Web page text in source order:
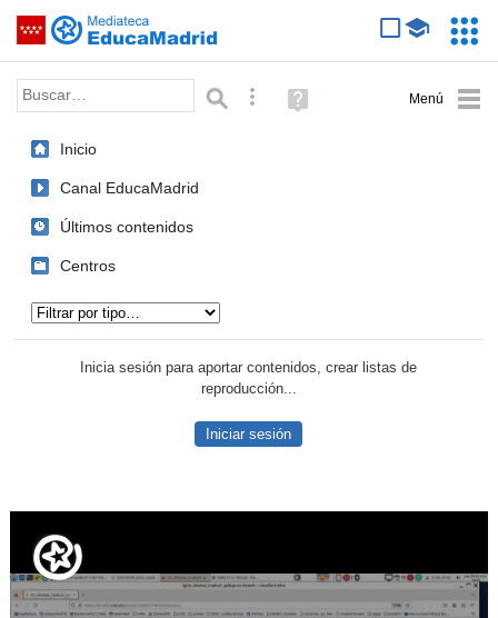
Saltar navegación
Palabra o frase: Búsqueda avanzada
Ayuda
(en
Inicio
Canal EducaMadrid
Últimos contenidos
Centros
Inicia sesión para aportar contenidos, crear listas de
reproducción...
Iniciar sesión